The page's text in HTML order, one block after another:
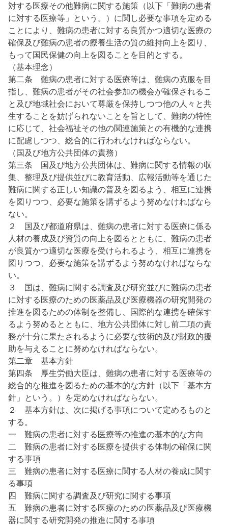
対する医療その他難病に関する施策（以下「難病の患者
に対する医療等」という。）に関し必要な事項を定める
ことにより、難病の患者に対する良質かつ適切な医療の
確保及び難病の患者の療養生活の質の維持向上を図り、
もって国民保健の向上を図ることを目的とする。
（基本理念）
第二条 難病の患者に対する医療等は、難病の克服を目
指し、難病の患者がその社会参加の機会が確保されるこ
と及び地域社会において尊厳を保持しつつ他の人々と共
生することを妨げられないことを旨として、難病の特性
に応じて、社会福祉その他の関連施策との有機的な連携
に配慮しつつ、総合的に行われなければならない。
（国及び地方公共団体の責務）
第三条 国及び地方公共団体は、難病に関する情報の収
集、整理及び提供並びに教育活動、広報活動等を通じた
難病に関する正しい知識の普及を図るよう、相互に連携
を図りつつ、必要な施策を講ずるよう努めなければなら
ない。
２ 国及び都道府県は、難病の患者に対する医療に係る
人材の養成及び資質の向上を図るとともに、難病の患者
が良質かつ適切な医療を受けられるよう、相互に連携を
図りつつ、必要な施策を講ずるよう努めなければならな
い。
３ 国は、難病に関する調査及び研究並びに難病の患者
に対する医療のための医薬品及び医療機器の研究開発の
推進を図るための体制を整備し、国際的な連携を確保す
るよう努めるとともに、地方公共団体に対し前二項の責
務が十分に果たされるように必要な技術的及び財政的援
助を与えることに努めなければならない。
第二章 基本方針
第四条 厚生労働大臣は、難病の患者に対する医療等の
総合的な推進を図るための基本的な方針（以下「基本方
針」という。）を定めなければならない。
２ 基本方針は、次に掲げる事項について定めるものと
する。
一 難病の患者に対する医療等の推進の基本的な方向
二 難病の患者に対する医療を提供する体制の確保に関
する事項
三 難病の患者に対する医療に関する人材の養成に関す
る事項
四 難病に関する調査及び研究に関する事項
五 難病の患者に対する医療のための医薬品及び医療機
器に関する研究開発の推進に関する事項